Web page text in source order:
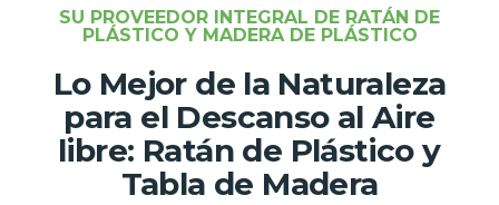
SU PROVEEDOR INTEGRAL DE RATÁN DE
PLÁSTICO Y MADERA DE PLÁSTICO
Lo Mejor de la Naturaleza
para el Descanso al Aire
libre: Ratán de Plástico y
Tabla de Madera